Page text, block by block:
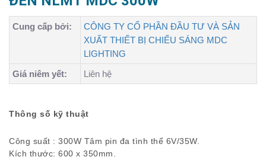
Cung cấp bởi:
CÔNG TY CỔ PHẦN ĐẦU TƯ VÀ SẢN
XUẤT THIẾT BỊ CHIẾU SÁNG MDC
LIGHTING
Giá niêm yết:
Liên hệ
Thông số kỹ thuật
Công suất : 300W Tâm pin đa tình thể 6V/35W.
Kích thước: 600 x 350mm.